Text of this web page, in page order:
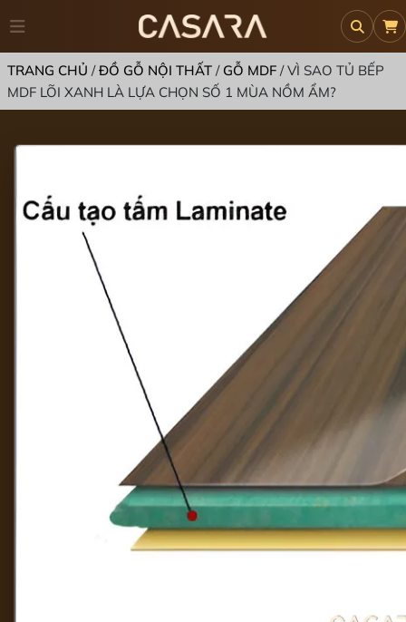
TRANG CHỦ /ĐỒ GỖ NỘI THẤT/ GỖ MDF/VÌ SAO TỦ BẾP
MDF LÕI XANH LÀ LỰA CHỌN SỐ 1 MÙA NỒM ẨM?